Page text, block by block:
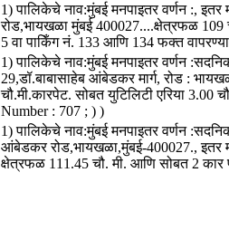
1) पालिकेचे नाव:मुंबई मनपाइतर वर्णन :,
रोड,भायखळा मुंबई 400027....क्षेत्रफळ 109
5 वा पाक‍िँग नं. 133 आण‍ि 134 फक्त
1) पालिकेचे नाव:मुंबई मनपाइतर वर्णन
29,डॉ.बाबासाहेब आंबेडकर मार्ग, रोड :
चौ.मी.कारपेट. सोबत युटिलिटी एरिया 3.00
Number : 707 ; ) )
1) पालिकेचे नाव:मुंबई मनपाइतर वर्णन
आंबेडकर रोड,भायखळा,मुंबई-400027., इतर
क्षेत्रफळ 111.45 चौ. मी. आणि सोबत 2 कार